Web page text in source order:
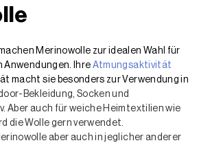
Merinowolle zur idealen Wahl für
Anwendungen. Ihre Atmungsaktivität
macht sie besonders zur Verwendung in
Bekleidung, Socken und
Aber auch für weiche Heimtextilien wie
die Wolle gern verwendet.
aber auch in jeglicher anderer